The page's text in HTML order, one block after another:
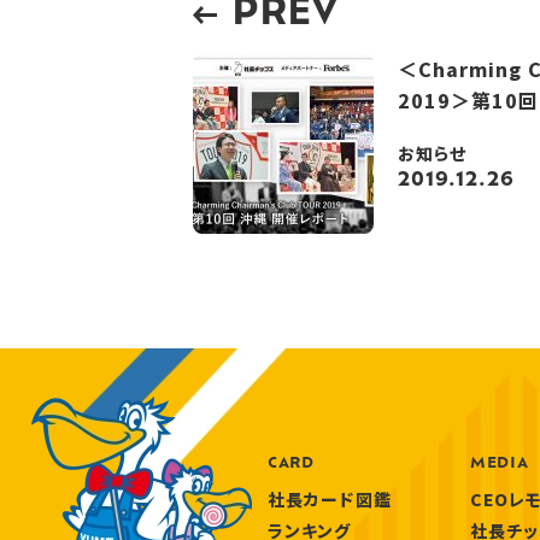
PREV
＜Charming
2019＞第10回
お知らせ
2019.12.26
CARD
社長カード図鑑
ランキング
MEDIA
CEOレ
社長チッ